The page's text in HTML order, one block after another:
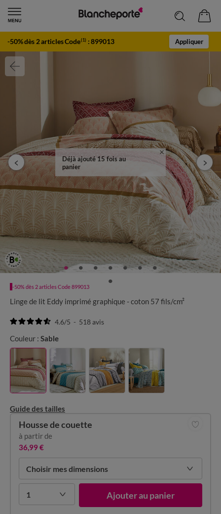
-50% dès 2 articles Code(1) :899013 Appliquer
Déjà ajouté 15 fois au
panier
-50% dès 2 articles Code 899013
Linge de lit Eddy imprimé graphique - coton 57 fils/cm²
4.6/5 - 518avis
Couleur : Sable
Guide des tailles
Choisir mes dimensions
1 Ajouter au panier
Housse de couette
à partir de
36,99 €